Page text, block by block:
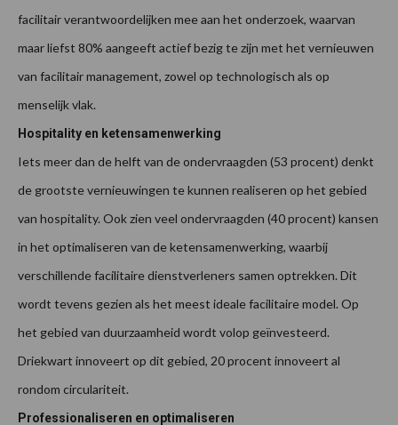
facilitair verantwoordelijken mee aan het onderzoek, waarvan
maar liefst 80% aangeeft actief bezig te zijn met het vernieuwen
van facilitair management, zowel op technologisch als op
menselijk vlak.
Hospitality en ketensamenwerking
Iets meer dan de helft van de ondervraagden (53 procent) denkt
de grootste vernieuwingen te kunnen realiseren op het gebied
van hospitality. Ook zien veel ondervraagden (40 procent) kansen
in het optimaliseren van de ketensamenwerking, waarbij
verschillende facilitaire dienstverleners samen optrekken. Dit
wordt tevens gezien als het meest ideale facilitaire model. Op
het gebied van duurzaamheid wordt volop geïnvesteerd.
Driekwart innoveert op dit gebied, 20 procent innoveert al
rondom circulariteit.
Professionaliseren en optimaliseren